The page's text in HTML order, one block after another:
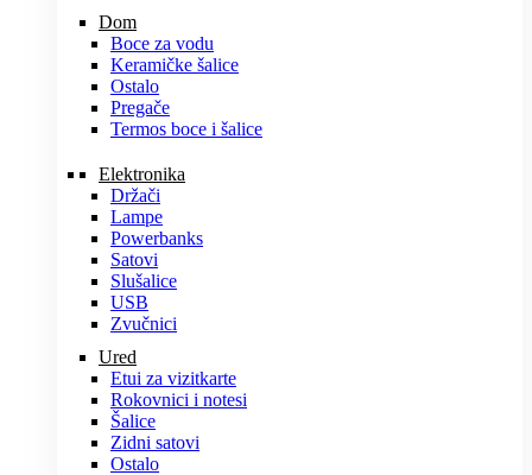
Dom
Boce za vodu
Keramičke šalice
Ostalo
Pregače
Termos boce i šalice
Elektronika
Držači
Lampe
Powerbanks
Satovi
Slušalice
USB
Zvučnici
Ured
Etui za vizitkarte
Rokovnici i notesi
Šalice
Zidni satovi
Ostalo